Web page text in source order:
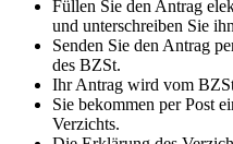
Füllen Sie den Antrag
und unterschreiben Sie
Senden Sie den Antrag
des BZSt.
Ihr Antrag wird vom
Sie bekommen per Post
Verzichts.